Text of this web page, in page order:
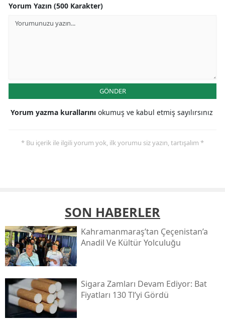
Yorum Yazın (500 Karakter)
GÖNDER
Yorum yazma kurallarını okumuş ve kabul etmiş sayılırsınız
* Bu içerik ile ilgili yorum yok, ilk yorumu siz yazın, tartışalım *
SON HABERLER
Kahramanmaraş’tan Çeçenistan’a
Anadil Ve Kültür Yolculuğu
Sigara Zamları Devam Ediyor: Bat
Fiyatları 130 Tl’yi Gördü